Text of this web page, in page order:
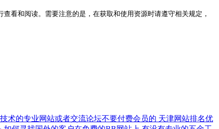
和阅读。需要注意的是，在获取和使用资源时请遵守相关规定，
术的专业网站或者交流论坛不要付费会员的 天津网站排名优